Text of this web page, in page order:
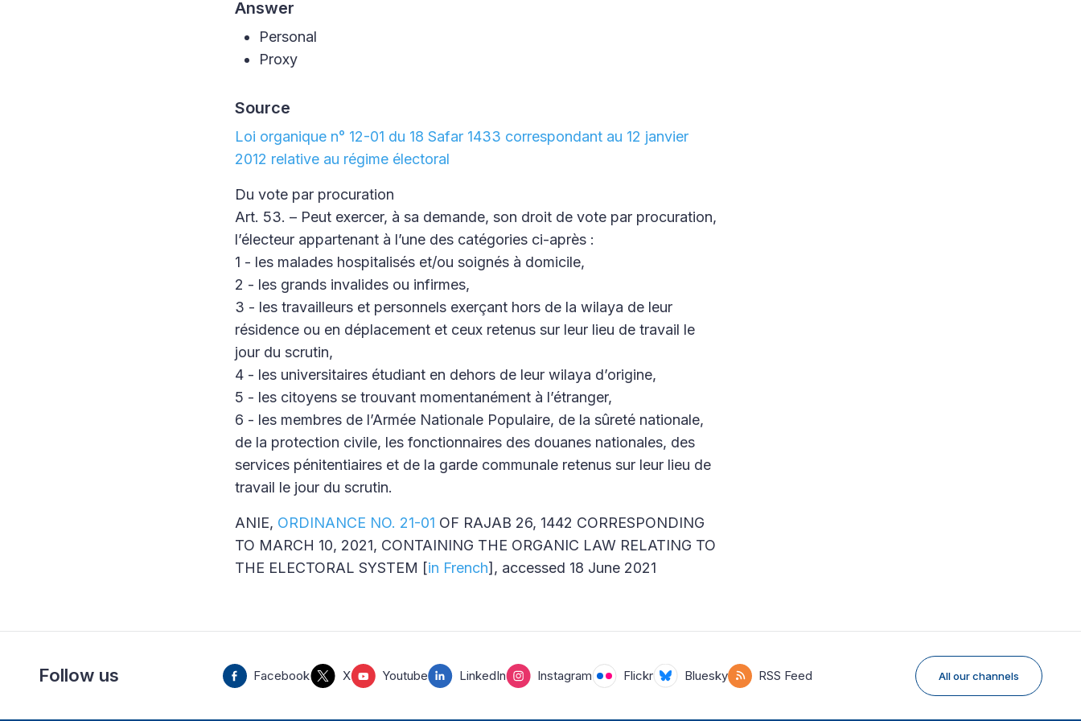
Answer
Personal
Proxy
Source
Loi organique n° 12-01 du 18 Safar 1433 correspondant au 12 janvier
2012 relative au régime électoral
Du vote par procuration
Art. 53. – Peut exercer, à sa demande, son droit de vote par procuration,
l’électeur appartenant à l’une des catégories ci-après :
1 - les malades hospitalisés et/ou soignés à domicile,
2 - les grands invalides ou infirmes,
3 - les travailleurs et personnels exerçant hors de la wilaya de leur
résidence ou en déplacement et ceux retenus sur leur lieu de travail le
jour du scrutin,
4 - les universitaires étudiant en dehors de leur wilaya d’origine,
5 - les citoyens se trouvant momentanément à l’étranger,
6 - les membres de l’Armée Nationale Populaire, de la sûreté nationale,
de la protection civile, les fonctionnaires des douanes nationales, des
services pénitentiaires et de la garde communale retenus sur leur lieu de
travail le jour du scrutin.
ANIE, ORDINANCE NO. 21-01 OF RAJAB 26, 1442 CORRESPONDING
TO MARCH 10, 2021, CONTAINING THE ORGANIC LAW RELATING TO
THE ELECTORAL SYSTEM [in French], accessed 18 June 2021
Follow us Facebook X Youtube LinkedIn Instagram Flickr Bluesky RSS Feed All our channels